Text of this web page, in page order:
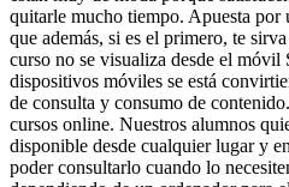
quitarle mucho tiempo. Apuesta por
que además, si es el primero, te
curso no se visualiza desde el móvil
dispositivos móviles se está
de consulta y consumo de
cursos online. Nuestros alumnos
disponible desde cualquier lugar y
poder consultarlo cuando lo